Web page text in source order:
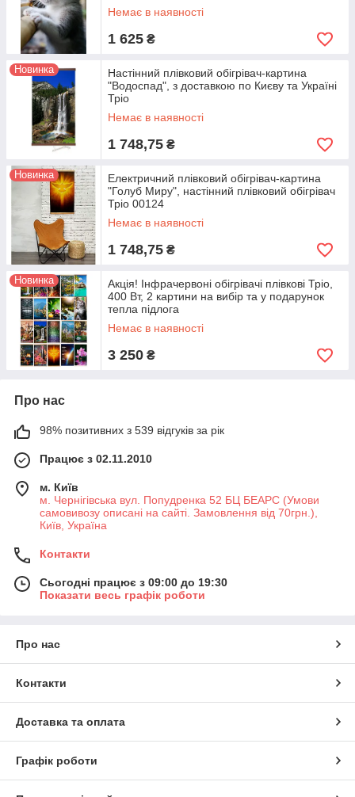
Немає в наявності
1 625 ₴
Новинка
Настінний плівковий обігрівач-картина
"Водоспад", з доставкою по Києву та Україні
Тріо
Немає в наявності
1 748,75 ₴
Новинка
Електричний плівковий обігрівач-картина
"Голуб Миру", настінний плівковий обігрівач
Тріо 00124
Немає в наявності
1 748,75 ₴
Новинка
Акція! Інфрачервоні обігрівачі плівкові Тріо,
400 Вт, 2 картини на вибір та у подарунок
тепла підлога
Немає в наявності
3 250 ₴
Про нас
98% позитивних з 539 відгуків за рік
Працює з 02.11.2010
м. Київ
м. Чернігівська вул. Попудренка 52 БЦ БЕАРС (Умови
самовивозу описані на сайті. Замовлення від 70грн.),
Київ, Україна
Контакти
Сьогодні працює з 09:00 до 19:30
Показати весь графік роботи
Про нас
Контакти
Доставка та оплата
Графік роботи